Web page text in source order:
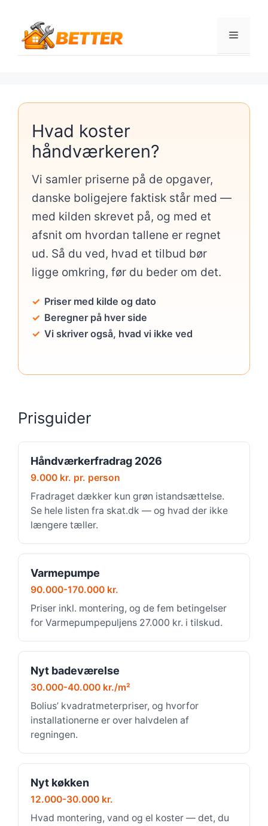
indhold
Menu
Hvad koster
håndværkeren?
Vi samler priserne på de opgaver,
danske boligejere faktisk står med —
med kilden skrevet på, og med et
afsnit om hvordan tallene er regnet
ud. Så du ved, hvad et tilbud bør
ligge omkring, før du beder om det.
Priser med kilde og dato
Beregner på hver side
Vi skriver også, hvad vi ikke ved
Prisguider
Håndværkerfradrag 2026
9.000 kr. pr. person
Fradraget dækker kun grøn istandsættelse.
Se hele listen fra skat.dk — og hvad der ikke
længere tæller.
Varmepumpe
90.000-170.000 kr.
Priser inkl. montering, og de fem betingelser
for Varmepumpepuljens 27.000 kr. i tilskud.
Nyt badeværelse
30.000-40.000 kr./m²
Bolius’ kvadratmeterpriser, og hvorfor
installationerne er over halvdelen af
regningen.
Nyt køkken
12.000-30.000 kr.
Hvad montering, vand og el koster — det, du